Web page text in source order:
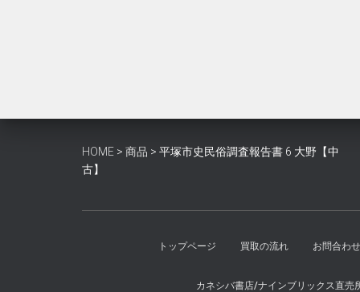
HOME > 商品 > 平塚市史民俗調査報告書 6 大野【中
古】
トップページ 買取の流れ お問合わ
カネシバ書店/ナインブリックス直売